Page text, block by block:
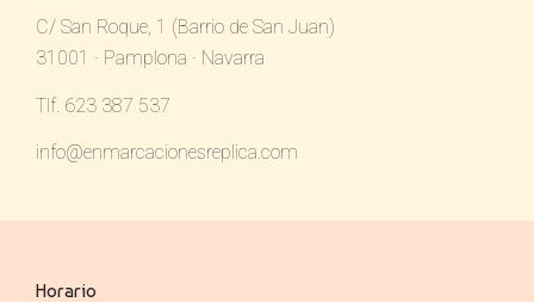
C/ San Roque, 1 (Barrio de San Juan)
31001 · Pamplona · Navarra
Tlf. 623 387 537
info@enmarcacionesreplica.com
Horario